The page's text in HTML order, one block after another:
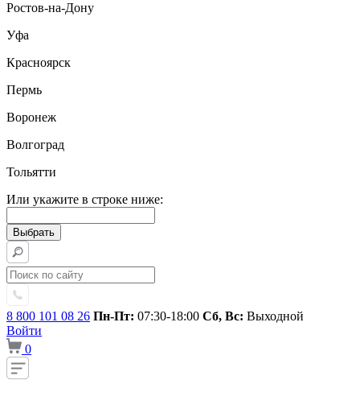
Ростов-на-Дону
Уфа
Красноярск
Пермь
Воронеж
Волгоград
Тольятти
Или укажите в строке ниже:
8 800 101 08 26 Пн-Пт: 07:30-18:00 Сб, Вс: Выходной
Войти
0